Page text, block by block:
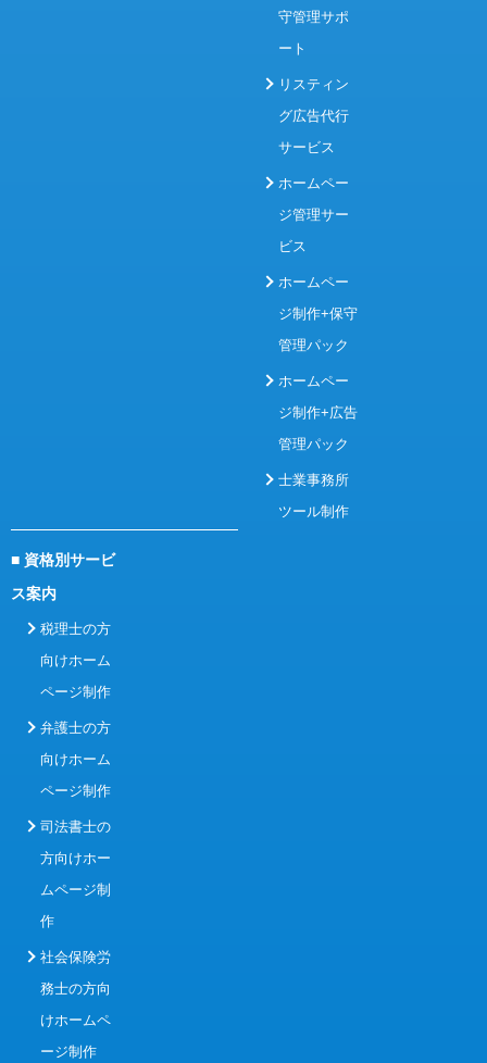
守管理サポ
ート
リスティン
グ広告代行
サービス
ホームペー
ジ管理サー
ビス
ホームペー
ジ制作+保守
管理パック
ホームペー
ジ制作+広告
管理パック
士業事務所
ツール制作
■ 資格別サービ
ス案内
税理士の方
向けホーム
ページ制作
弁護士の方
向けホーム
ページ制作
司法書士の
方向けホー
ムページ制
作
社会保険労
務士の方向
けホームペ
ージ制作